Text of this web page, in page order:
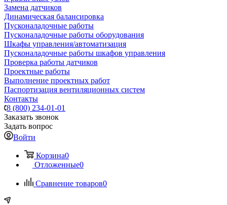
Замена датчиков
Динамическая балансировка
Пусконаладочные работы
Пусконаладочные работы оборудования
Шкафы управления/автоматизация
Пусконаладочные работы шкафов управления
Проверка работы датчиков
Проектные работы
Выполнение проектных работ
Паспортизация вентиляционных систем
Контакты
8 (800) 234-01-01
Заказать звонок
Задать вопрос
Войти
Корзина0
Отложенные0
Сравнение товаров0